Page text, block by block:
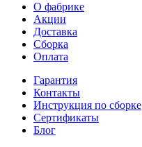
О фабрике
Акции
Доставка
Сборка
Оплата
Гарантия
Контакты
Инструкция по сборке
Сертификаты
Блог